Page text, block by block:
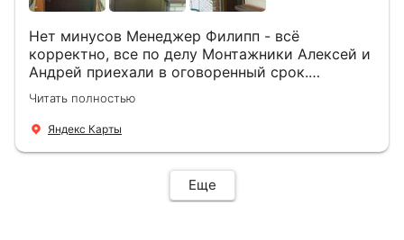
Нет минусов Менеджер Филипп - всё
корректно, все по делу Монтажники Алексей и
Андрей приехали в оговоренный срок.
Демонтировали старую дверь и установили
новую буквально за час Быстро и качественно
+ нормальные цены Всем большое спасибо
Читать полностью
Яндекс Карты
Еще